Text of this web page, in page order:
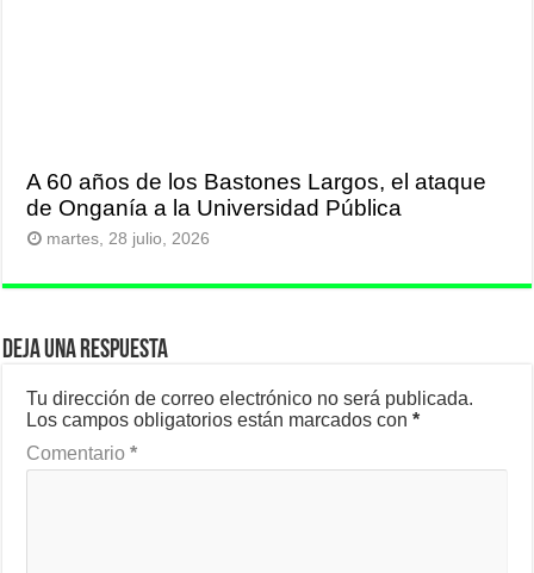
A 60 años de los Bastones Largos, el ataque
de Onganía a la Universidad Pública
martes, 28 julio, 2026
Deja una respuesta
Tu dirección de correo electrónico no será publicada.
Los campos obligatorios están marcados con*
Comentario*